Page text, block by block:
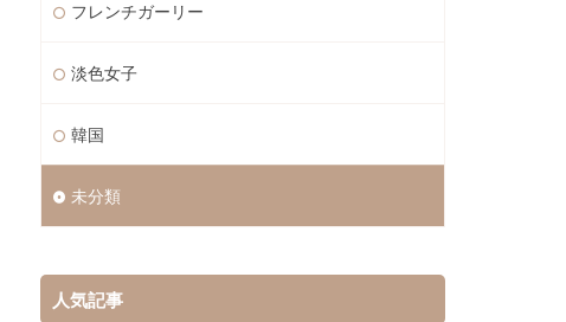
フレンチガーリー
淡色女子
韓国
未分類
人気記事